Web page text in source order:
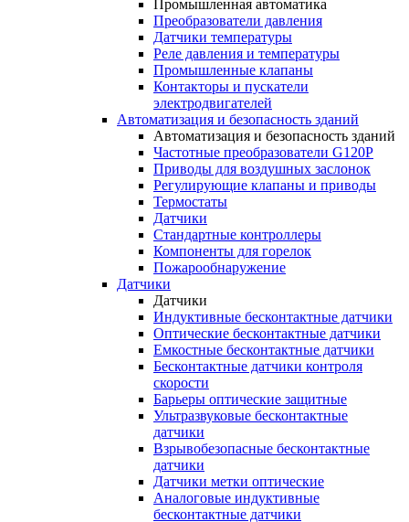
Промышленная автоматика
Преобразователи давления
Датчики температуры
Реле давления и температуры
Промышленные клапаны
Контакторы и пускатели
электродвигателей
Автоматизация и безопасность зданий
Автоматизация и безопасность зданий
Частотные преобразователи G120P
Приводы для воздушных заслонок
Регулирующие клапаны и приводы
Термостаты
Датчики
Стандартные контроллеры
Компоненты для горелок
Пожарообнаружение
Датчики
Датчики
Индуктивные бесконтактные датчики
Оптические бесконтактные датчики
Емкостные бесконтактные датчики
Бесконтактные датчики контроля
скорости
Барьеры оптические защитные
Ультразвуковые бесконтактные
датчики
Взрывобезопасные бесконтактные
датчики
Датчики метки оптические
Аналоговые индуктивные
бесконтактные датчики